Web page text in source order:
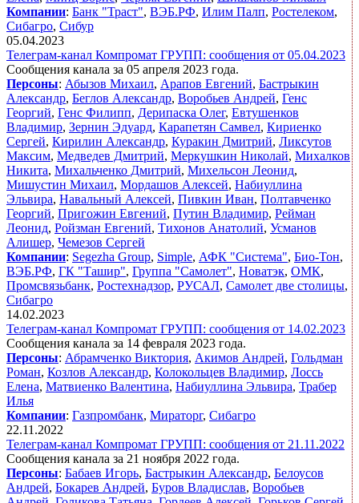
Компании: Банк "Траст", ВЭБ.РФ, Илим Палп, Ростелеком,
Сибагро, Сибур
05.04.2023
Телеграм-канал Компромат ГРУПП: сообщения от 05.04.2023
Сообщения канала за 05 апреля 2023 года.
Персоны: Абызов Михаил, Арапов Евгений, Бастрыкин
Александр, Беглов Александр, Воробьев Андрей, Генс
Георгий, Генс Филипп, Дерипаска Олег, Евтушенков
Владимир, Зернин Эдуард, Карапетян Самвел, Кириенко
Сергей, Кирилин Александр, Куракин Дмитрий, Ликсутов
Максим, Медведев Дмитрий, Меркушкин Николай, Михалков
Никита, Михальченко Дмитрий, Михельсон Леонид,
Мишустин Михаил, Мордашов Алексей, Набиуллина
Эльвира, Навальный Алексей, Пивкин Иван, Полтавченко
Георгий, Пригожин Евгений, Путин Владимир, Рейман
Леонид, Ройзман Евгений, Тихонов Анатолий, Усманов
Алишер, Чемезов Сергей
Компании: Segezha Group, Simple, АФК "Система", Био-Тон,
ВЭБ.РФ, ГК "Ташир", Группа "Самолет", Новатэк, ОМК,
Промсвязьбанк, Ростехнадзор, РУСАЛ, Самолет две столицы,
Сибагро
14.02.2023
Телеграм-канал Компромат ГРУПП: сообщения от 14.02.2023
Сообщения канала за 14 февраля 2023 года.
Персоны: Абрамченко Виктория, Акимов Андрей, Гольдман
Роман, Козлов Александр, Колокольцев Владимир, Лоссь
Елена, Матвиенко Валентина, Набиуллина Эльвира, Трабер
Илья
Компании: Газпромбанк, Мираторг, Сибагро
22.11.2022
Телеграм-канал Компромат ГРУПП: сообщения от 21.11.2022
Сообщения канала за 21 ноября 2022 года.
Персоны: Бабаев Игорь, Бастрыкин Александр, Белоусов
Андрей, Бокарев Андрей, Буров Владислав, Воробьев